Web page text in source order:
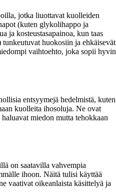
jotka liuottavat kuolleiden
(kuten glykolihappo ja
ja kosteustasapainoa, kun taas
huokosiin ja ehkäisevät
vaihtoehto, joka sopii hyvin
entsyymejä hedelmistä, kuten
kuolleita ihosoluja. Ne ovat
miedon mutta tehokkaan
on saatavilla vahvempia
ihoon. Näitä tulisi käyttää
vaativat oikeanlaista käsittelyä ja